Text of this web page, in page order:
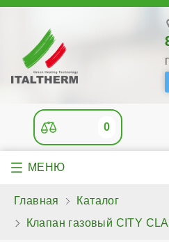
0
Главная
Каталог
Клапан газовый CITY